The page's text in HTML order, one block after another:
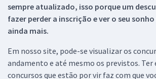
sempre atualizado, isso porque um
fazer perder a inscrição e ver o seu
ainda mais.
Em nosso site, pode-se visualizar os
andamento e até mesmo os previstos. Ter
concursos que estão por vir faz com que